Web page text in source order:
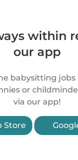
within
our app
babysitting jobs
or
via our app!
Store